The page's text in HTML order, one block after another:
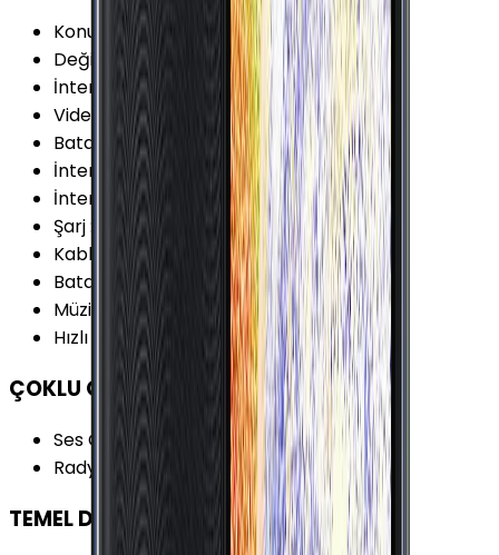
Konuşma Süresi (3G):23 Saat
Değişir Batarya
Yok
İnternet Kullanımı (WiFi) : 16 Saat
Video Oynatma
15 Saat
Batarya Teknolojisi Lithium Ion (Li-Ion)
İnternet Kullanımı (3G) 13 Saat
İnternet Kullanımı (4G) :16 Saat
Şarj:
Micro-USB
Kablosuz Şarj
Batarya Kapasitesi (Tipik):3300 mAh
Müzik Oynatma
91 Saat
Hızlı Şarj:Yok
ÇOKLU ORTAM
Ses Çıkışı:3.5 mm
Radyo
Var
TEMEL DONANIM